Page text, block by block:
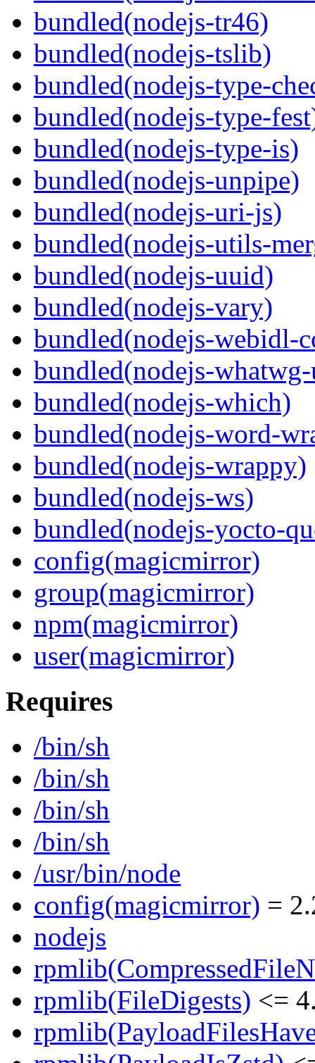
bundled(nodejs-tr46)
bundled(nodejs-tslib)
bundled(nodejs-type-
bundled(nodejs-type-
bundled(nodejs-type-is)
bundled(nodejs-unpipe)
bundled(nodejs-uri-js)
bundled(nodejs-utils-
bundled(nodejs-uuid)
bundled(nodejs-vary)
bundled(nodejs-webidl-
bundled(nodejs-
bundled(nodejs-which)
bundled(nodejs-word-
bundled(nodejs-wrappy)
bundled(nodejs-ws)
bundled(nodejs-yocto-
config(magicmirror)
group(magicmirror)
npm(magicmirror)
user(magicmirror)
Requires
/bin/sh
/bin/sh
/bin/sh
/bin/sh
/usr/bin/node
config(magicmirror) =
nodejs
rpmlib(FileDigests) <=